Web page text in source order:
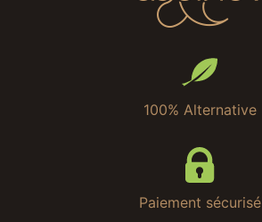
100% Alternative
Paiement sécurisé